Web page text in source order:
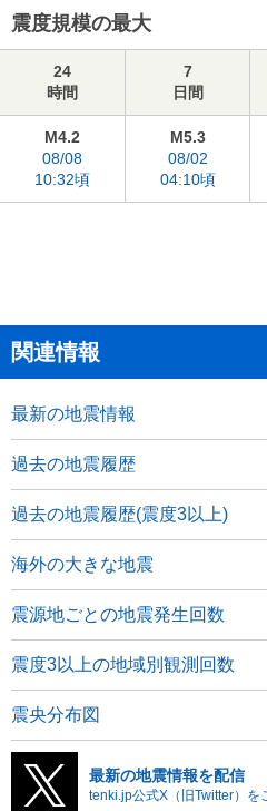
震度規模の最大
24
時間
7
日間
M4.2
08/08
10:32頃
M5.3
08/02
04:10頃
関連情報
最新の地震情報
過去の地震履歴
過去の地震履歴(震度3以上)
海外の大きな地震
震源地ごとの地震発生回数
震度3以上の地域別観測回数
震央分布図
最新の地震情報を配信
tenki.jp公式X（旧Twitter）を